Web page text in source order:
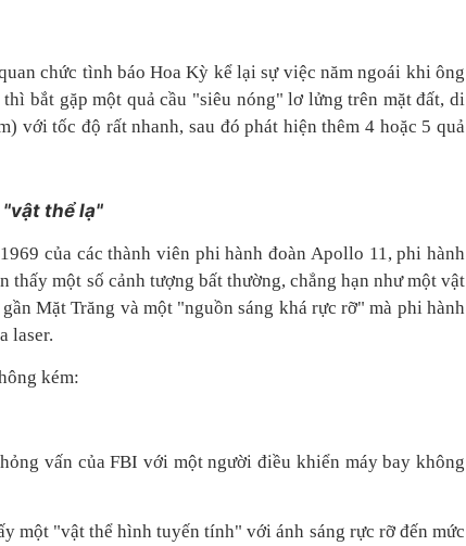
chức tình báo Hoa Kỳ kể lại sự việc năm ngoái khi ông
bắt gặp một quả cầu "siêu nóng" lơ lửng trên mặt đất, di
với tốc độ rất nhanh, sau đó phát hiện thêm 4 hoặc 5 quả
"vật thể lạ"
của các thành viên phi hành đoàn Apollo 11, phi hành
thấy một số cảnh tượng bất thường, chẳng hạn như một vật
Mặt Trăng và một "nguồn sáng khá rực rỡ" mà phi hành
laser.
kém:
vấn của FBI với một người điều khiển máy bay không
một "vật thể hình tuyến tính" với ánh sáng rực rỡ đến mức